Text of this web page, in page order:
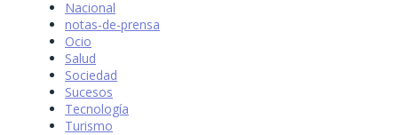
Nacional
notas-de-prensa
Ocio
Salud
Sociedad
Sucesos
Tecnología
Turismo